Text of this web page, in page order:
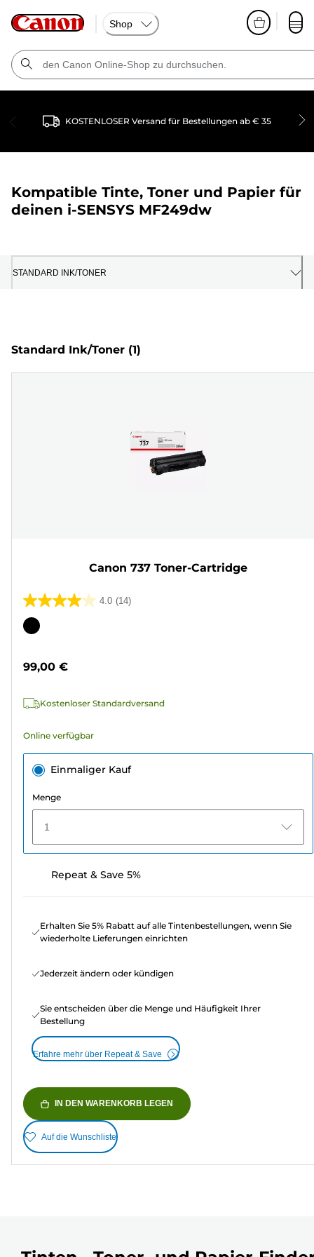
Shop
KOSTENLOSER Versand für Bestellungen ab € 35
Kompatible Tinte, Toner und Papier für
deinen i-SENSYS MF249dw
STANDARD INK/TONER
Standard Ink/Toner (1)
Canon 737 Toner-Cartridge
4.0 (14)
4.0
von
14
Farbpatrone
99,00 €
Kostenloser Standardversand
Online verfügbar
Einmaliger Kauf
Menge
1
Repeat & Save 5%
Erhalten Sie 5% Rabatt auf alle Tintenbestellungen, wenn Sie
wiederholte Lieferungen einrichten
Jederzeit ändern oder kündigen
Sie entscheiden über die Menge und Häufigkeit Ihrer
Bestellung
Erfahre mehr über Repeat & Save
IN DEN WARENKORB LEGEN
Auf die Wunschliste